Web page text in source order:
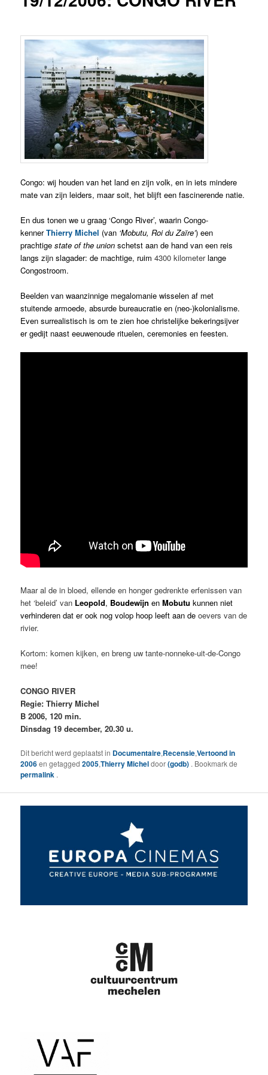
Congo: wij houden van het land en zijn volk, en in iets mindere
mate van zijn leiders, maar soit, het blijft een fascinerende natie.
En dus tonen we u graag ‘Congo River’, waarin Congo-
kennerThierry Michel (van ‘Mobutu, Roi du Zaïre’) een
prachtigestate of the union schetst aan de hand van een reis
langs zijn slagader: de machtige, ruim4300 kilometerlange
Congostroom.
Beelden van waanzinnige megalomanie wisselen af met
stuitende armoede, absurde bureaucratie en (neo-)kolonialisme.
Even surrealistisch is om te zien hoe christelijke bekeringsijver
er gedijt naast eeuwenoude rituelen, ceremonies en feesten.
Maar al de in bloed, ellende en honger gedrenkte erfenissen van
het ‘beleid’ van Leopold, Boudewijn enMobutu kunnen niet
verhinderen dat er ook nog volop hoop leeft aan deoevers van de
rivier.
Kortom: komen kijken, en breng uw tante-nonneke-uit-de-Congo
mee!
CONGO RIVER
Regie: Thierry Michel
B 2006, 120 min.
Dinsdag 19 december, 20.30 u.
Dit bericht werd geplaatst in Documentaire,Recensie,Vertoond in
2006en getagged2005,Thierry Micheldoor(godb) . Bookmark de
permalink .